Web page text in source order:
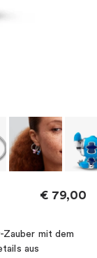
€ 79,00
Zauber mit dem
aus